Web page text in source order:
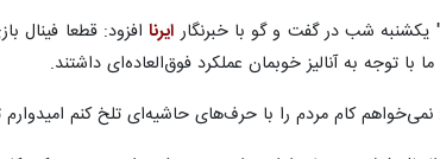
یکشنبه شب در گفت و گو با خبرنگار ایرناافزود: قطعا فینال
ما با توجه به آنالیز خوبمان عملکرد فوق‌العاده‌ای داشتند.
نمی‌خواهم کام مردم را با حرف‌های حاشیه‌ای تلخ کنم